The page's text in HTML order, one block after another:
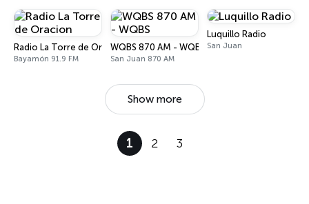
Radio La Torre de Oracion
Bayamón 91.9 FM
WQBS 870 AM - WQBS
San Juan 870 AM
Luquillo Radio
San Juan
Show more
1 2 3